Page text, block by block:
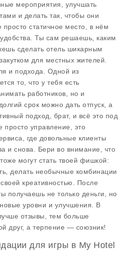
мероприятия, улучшать
и делать так, чтобы они
статичное место, в нём
Ты сам решаешь, каким
сделать отель шикарным
для местных жителей.
и подхода. Одной из
то, что у тебя есть
работников, но и
срок можно дать отпуск, а
подход, брат, и всё это под
просто управление, это
где довольные клиенты
и снова. Бери во внимание, что
могут стать твоей фишкой:
делать необычные комбинации
креативностью. После
получаешь не только деньги, но
уровни и улучшения. В
отзывы, тем больше
друг, а терпение — союзник!
для игры в My Hotel